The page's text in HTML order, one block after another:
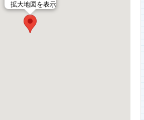
拡大地図を表示